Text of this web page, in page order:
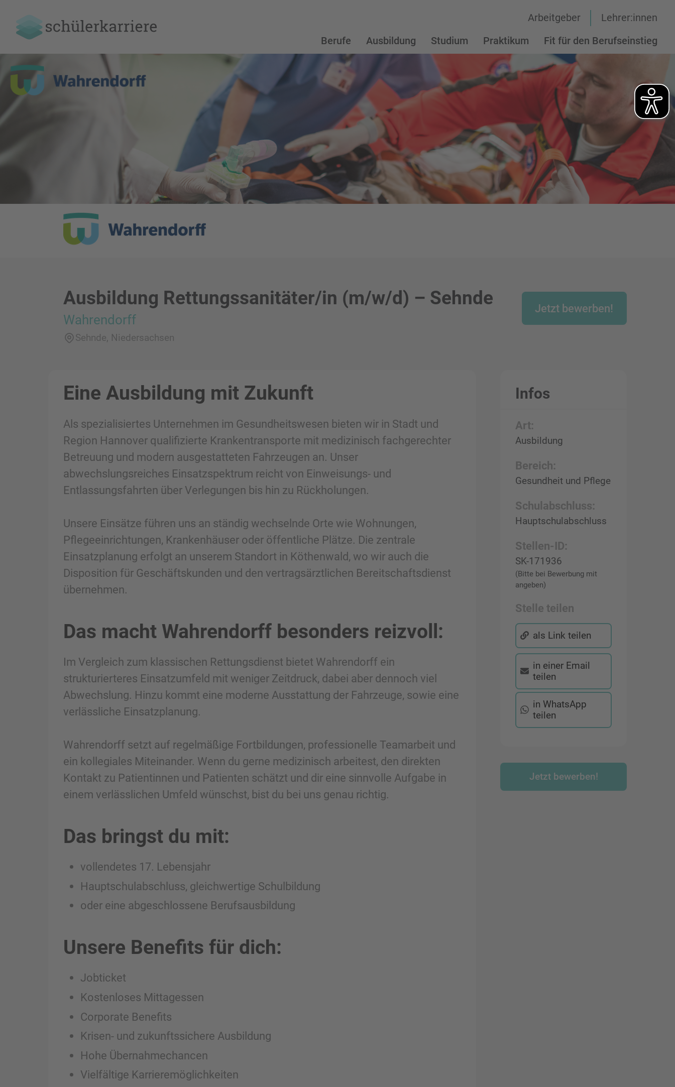
Berufe Ausbildung Studium Praktikum Fit für den Berufseinstieg
Arbeitgeber Lehrer:innen
Ausbildung Rettungssanitäter/in (m/w/d) – Sehnde
Wahrendorff
Sehnde, Niedersachsen
Jetzt bewerben!
Infos
Art:
Ausbildung
Bereich:
Gesundheit und Pflege
Schulabschluss:
Hauptschulabschluss
Stellen-ID:
SK-171936
(Bitte bei Bewerbung mit
angeben)
Stelle teilen
als Link teilen
in einer Email
teilen
in WhatsApp
teilen
Jetzt bewerben!
Eine Ausbildung mit Zukunft
Als spezialisiertes Unternehmen im Gesundheitswesen bieten wir in Stadt und
Region Hannover qualifizierte Krankentransporte mit medizinisch fachgerechter
Betreuung und modern ausgestatteten Fahrzeugen an. Unser
abwechslungsreiches Einsatzspektrum reicht von Einweisungs- und
Entlassungsfahrten über Verlegungen bis hin zu Rückholungen.
Unsere Einsätze führen uns an ständig wechselnde Orte wie Wohnungen,
Pflegeeinrichtungen, Krankenhäuser oder öffentliche Plätze. Die zentrale
Einsatzplanung erfolgt an unserem Standort in Köthenwald, wo wir auch die
Disposition für Geschäftskunden und den vertragsärztlichen Bereitschaftsdienst
übernehmen.
Das macht Wahrendorff besonders reizvoll:
Im Vergleich zum klassischen Rettungsdienst bietet Wahrendorff ein
strukturierteres Einsatzumfeld mit weniger Zeitdruck, dabei aber dennoch viel
Abwechslung. Hinzu kommt eine moderne Ausstattung der Fahrzeuge, sowie eine
verlässliche Einsatzplanung.
Wahrendorff setzt auf regelmäßige Fortbildungen, professionelle Teamarbeit und
ein kollegiales Miteinander. Wenn du gerne medizinisch arbeitest, den direkten
Kontakt zu Patientinnen und Patienten schätzt und dir eine sinnvolle Aufgabe in
einem verlässlichen Umfeld wünschst, bist du bei uns genau richtig.
Das bringst du mit:
vollendetes 17. Lebensjahr
Hauptschulabschluss, gleichwertige Schulbildung
oder eine abgeschlossene Berufsausbildung
Unsere Benefits für dich:
Jobticket
Kostenloses Mittagessen
Corporate Benefits
Krisen- und zukunftssichere Ausbildung
Hohe Übernahmechancen
Vielfältige Karrieremöglichkeiten